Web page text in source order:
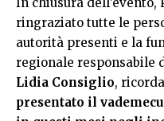
ringraziato tutte le
autorità presenti e la
regionale responsabile
Lidia Consiglio,
presentato il